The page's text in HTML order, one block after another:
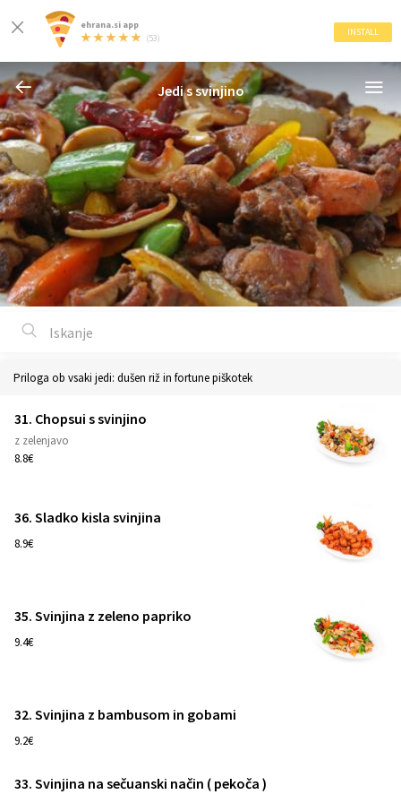
ehrana.si app
(53)
INSTALL
Jedi s svinjino
Priloga ob vsaki jedi: dušen riž in fortune piškotek
31. Chopsui s svinjino
z zelenjavo
8.8€
36. Sladko kisla svinjina
8.9€
35. Svinjina z zeleno papriko
9.4€
32. Svinjina z bambusom in gobami
9.2€
33. Svinjina na sečuanski način ( pekoča )